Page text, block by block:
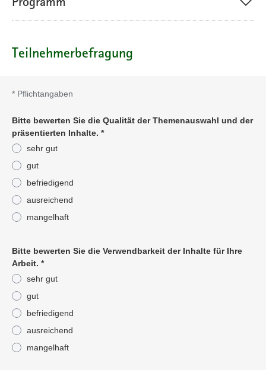
Teilnehmerbefragung
* Pflichtangaben
Bitte bewerten Sie die Qualität der Themenauswahl und der
präsentierten Inhalte. *
sehr gut
gut
befriedigend
ausreichend
mangelhaft
Bitte bewerten Sie die Verwendbarkeit der Inhalte für Ihre
Arbeit. *
sehr gut
gut
befriedigend
ausreichend
mangelhaft